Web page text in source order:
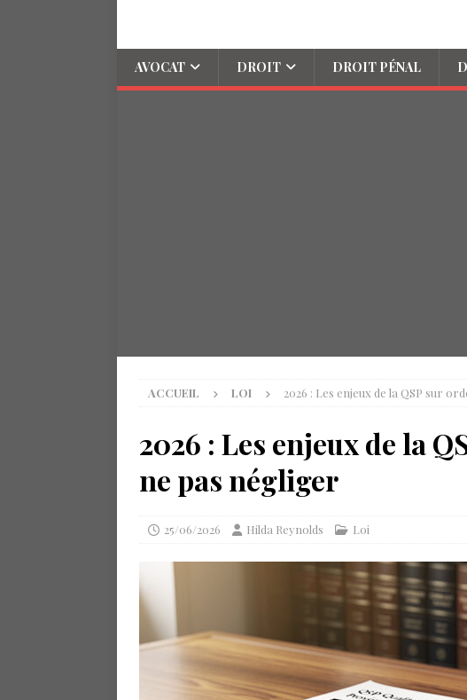
AVOCAT DROIT DROIT PÉNAL
ACCUEIL LOI 2026 : Les enjeux de la QSP sur
2026 : Les enjeux de la
ne pas négliger
25/06/2026 Hilda Reynolds Loi